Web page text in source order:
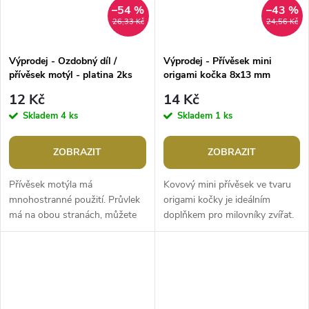
26,33 Kč
–54 %
Výprodej - Ozdobný díl /
přívěsek motýl - platina 2ks
12 Kč
Skladem 4 ks
ZOBRAZIT
Přívěsek motýla má
mnohostranné použití. Průvlek
má na obou stranách, můžete
jej využít i jako spojovací díl.
24,56 Kč
–43 %
Výprodej - Přívěsek mini
origami kočka 8x13 mm
14 Kč
Skladem 1 ks
ZOBRAZIT
Kovový mini přívěsek ve tvaru
origami kočky je ideálním
doplňkem pro milovníky zvířat.
Je jednostranný, z